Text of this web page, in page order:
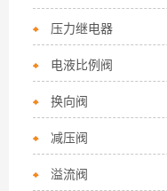
压力继电器
电液比例阀
换向阀
减压阀
溢流阀